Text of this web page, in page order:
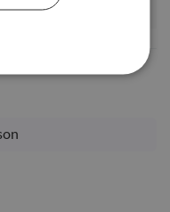
19-12-2025